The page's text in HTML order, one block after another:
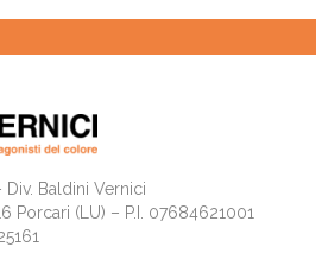
Baldini Vernici
Porcari (LU) – P.I. 07684621001